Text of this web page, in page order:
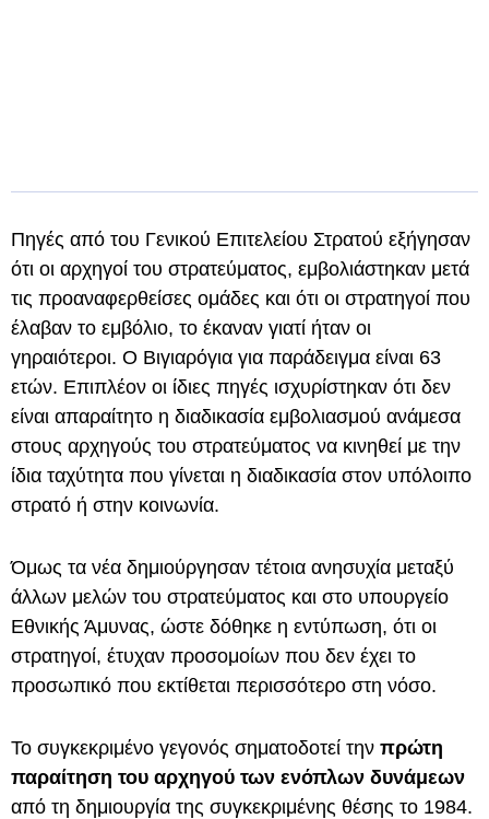
Πηγές από του Γενικού Επιτελείου Στρατού εξήγησαν
ότι οι αρχηγοί του στρατεύματος, εμβολιάστηκαν μετά
τις προαναφερθείσες ομάδες και ότι οι στρατηγοί που
έλαβαν το εμβόλιο, το έκαναν γιατί ήταν οι
γηραιότεροι. Ο Βιγιαρόγια για παράδειγμα είναι 63
ετών. Επιπλέον οι ίδιες πηγές ισχυρίστηκαν ότι δεν
είναι απαραίτητο η διαδικασία εμβολιασμού ανάμεσα
στους αρχηγούς του στρατεύματος να κινηθεί με την
ίδια ταχύτητα που γίνεται η διαδικασία στον υπόλοιπο
στρατό ή στην κοινωνία.
Όμως τα νέα δημιούργησαν τέτοια ανησυχία μεταξύ
άλλων μελών του στρατεύματος και στο υπουργείο
Εθνικής Άμυνας, ώστε δόθηκε η εντύπωση, ότι οι
στρατηγοί, έτυχαν προσομοίων που δεν έχει το
προσωπικό που εκτίθεται περισσότερο στη νόσο.
Το συγκεκριμένο γεγονός σηματοδοτεί την πρώτη
παραίτηση του αρχηγού των ενόπλων δυνάμεων
από τη δημιουργία της συγκεκριμένης θέσης το 1984.